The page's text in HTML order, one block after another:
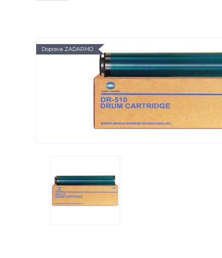
Doprava ZADARMO